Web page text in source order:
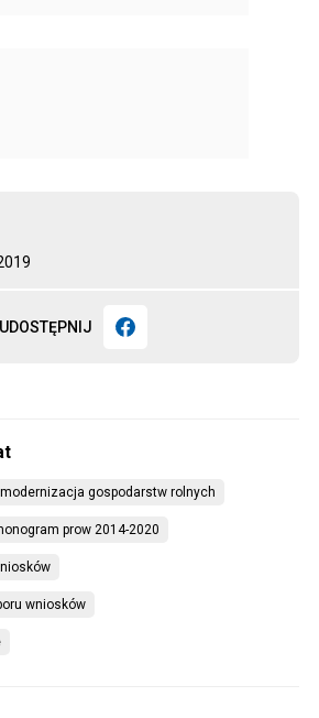
UDOSTĘPNIJ
modernizacja gospodarstw rolnych
prow 2014-2020
wniosków